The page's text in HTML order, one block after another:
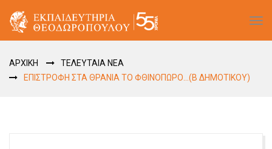
ΑΡΧΙΚΗ
ΤΕΛΕΥΤΑΙΑ ΝΕΑ
ΕΠΙΣΤΡΟΦΗ ΣΤΑ ΘΡΑΝΙΑ ΤΟ ΦΘΙΝΟΠΩΡΟ…(B ΔΗΜΟΤΙΚΟΥ)